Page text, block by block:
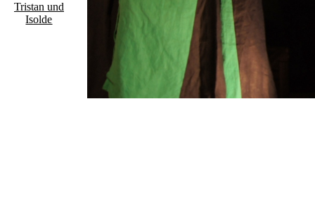
Tristan und
Isolde